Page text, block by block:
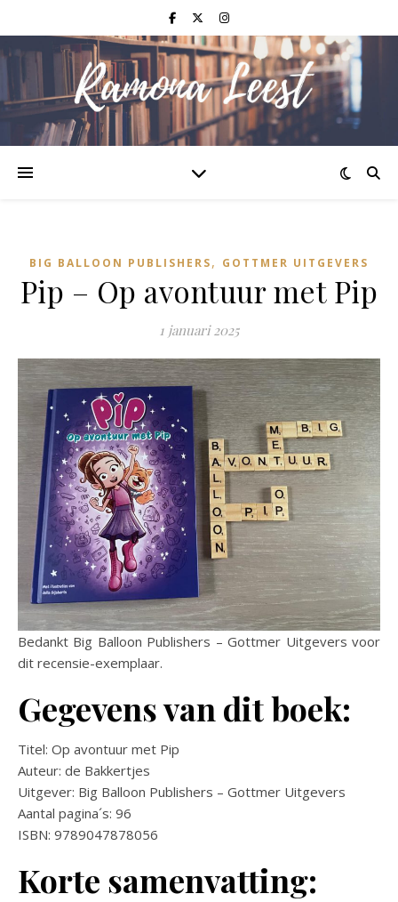
BIG BALLOON PUBLISHERS, GOTTMER UITGEVERS
Pip – Op avontuur met Pip
1 januari 2025
Bedankt Big Balloon Publishers – Gottmer Uitgevers voor
dit recensie-exemplaar.
Gegevens van dit boek:
Titel: Op avontuur met Pip
Auteur: de Bakkertjes
Uitgever: Big Balloon Publishers – Gottmer Uitgevers
Aantal pagina´s: 96
ISBN: 9789047878056
Korte samenvatting: